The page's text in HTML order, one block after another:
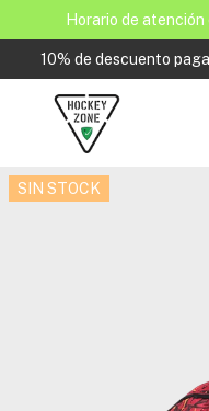
Horario de
10% de descuento
SIN STOCK